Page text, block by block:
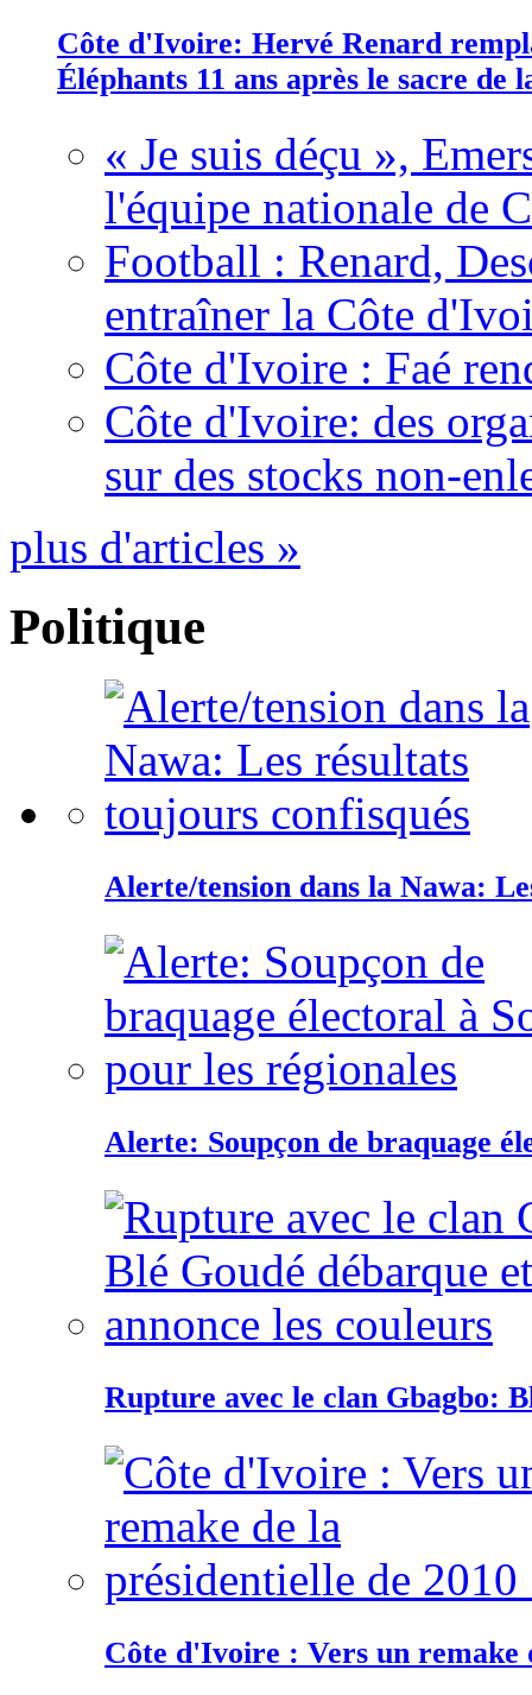
Côte d'Ivoire: Hervé Renard
Éléphants 11 ans après le sacre de
« Je suis déçu »,
l'équipe nationale de
Football : Renard,
entraîner la Côte
Côte d'Ivoire : Faé
Côte d'Ivoire: des
sur des stocks non-
plus d'articles »
Politique
Alerte/tension dans la Nawa:
Alerte: Soupçon de braquage
Rupture avec le clan Gbagbo:
Côte d'Ivoire : Vers un remake